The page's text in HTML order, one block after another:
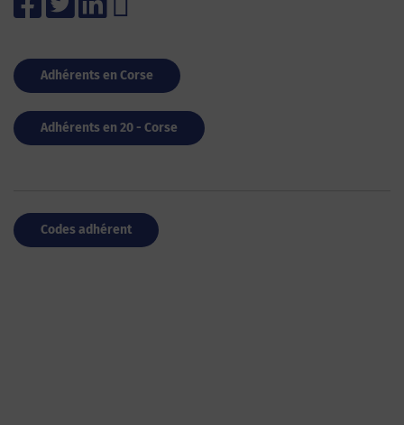
Adhérents en Corse
Adhérents en 20 - Corse
Codes adhérent